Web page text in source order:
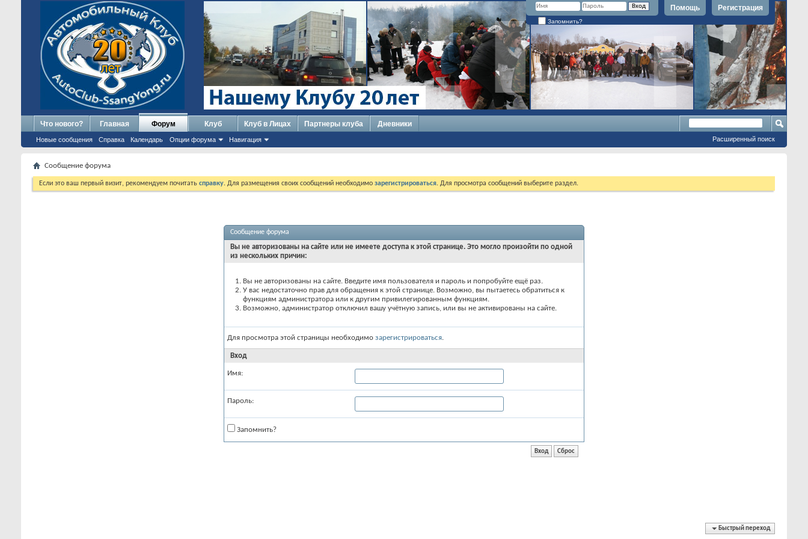
Регистрация
Помощь
Запомнить?
Что нового? Главная Форум
Новые сообщения Справка Календарь Опции форума Навигация
Клуб Клуб в Лицах Партнеры клуба Дневники
Расширенный поиск
Сообщение форума
Если это ваш первый визит, рекомендуем почитать справку. Для размещения своих сообщений необходимо зарегистрироваться. Для просмотра сообщений выберите раздел.
Сообщение форума
Вы не авторизованы на сайте или не имеете доступа к этой странице. Это могло произойти по одной
из нескольких причин:
Вы не авторизованы на сайте. Введите имя пользователя и пароль и попробуйте ещё раз.
У вас недостаточно прав для обращения к этой странице. Возможно, вы пытаетесь обратиться к
функциям администратора или к другим привилегированным функциям.
Возможно, администратор отключил вашу учётную запись, или вы не активированы на сайте.
Для просмотра этой страницы необходимо зарегистрироваться.
Вход
Имя:
Пароль:
Запомнить?
Быстрый переход